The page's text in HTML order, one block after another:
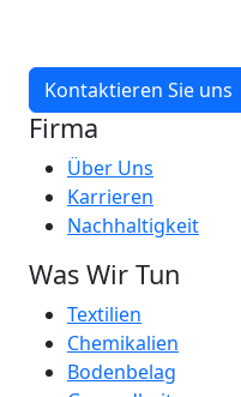
Kontaktieren Sie uns
Firma
Über Uns
Karrieren
Nachhaltigkeit
Was Wir Tun
Textilien
Chemikalien
Bodenbelag